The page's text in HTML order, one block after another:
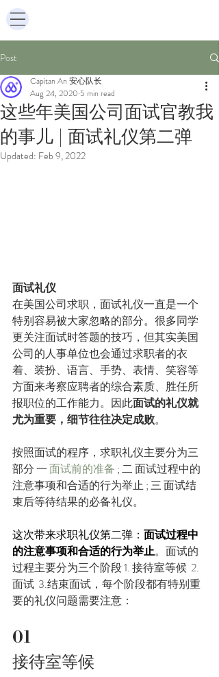
Post
这些年美国公司面试官教我
的事儿 | 面试礼仪第二弹
Capitan An 安心队长
Aug 24, 2020 5 min read
Updated: Feb 9, 2022
面试礼仪
在美国公司求职，面试礼仪一直是一个
特别容易被大家忽略的部分。很多同学
更关注面试时答题的技巧，但其实美国
公司的人事单位也会通过求职者的衣
着、装扮、语言、手势、表情、笑容等
方面来考察应聘者的综合素质、胜任所
报职位的工作能力。因此面试的礼仪就
尤为重要，细节往往决定成败。
按照面试的程序，求职礼仪主要分为三
部分 一 面试前的准备 ; 二 面试过程中的
注意事项和合适的行为举止 ; 三 面试结
束后等待结果的必备礼仪。
这次带来求职礼仪第二弹： 面试过程中
的注意事项和合适的行为举止。面试的
过程主要分为三个阶段 1. 接待室等候  2.
面试  3.结束面试，每个阶段都有特别重
要的礼仪问题需要注意：
01
接待室等候